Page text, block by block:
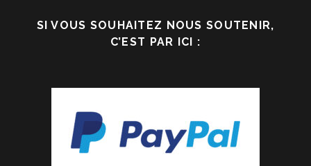
SI VOUS SOUHAITEZ NOUS SOUTENIR,
C’EST PAR ICI :